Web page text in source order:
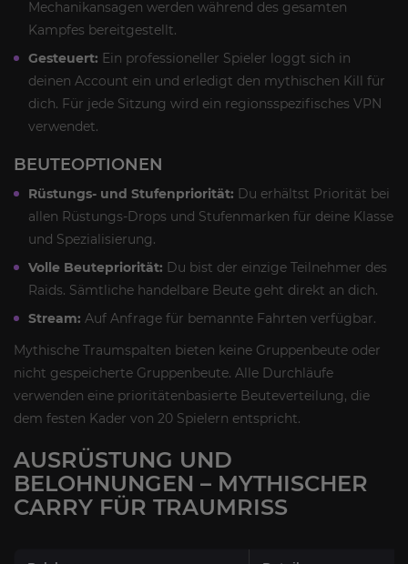
Mechanikansagen werden während des gesamten
Kampfes bereitgestellt.
Gesteuert: Ein professioneller Spieler loggt sich in
deinen Account ein und erledigt den mythischen Kill für
dich. Für jede Sitzung wird ein regionsspezifisches VPN
verwendet.
BEUTEOPTIONEN
Rüstungs- und Stufenpriorität: Du erhältst Priorität bei
allen Rüstungs-Drops und Stufenmarken für deine Klasse
und Spezialisierung.
Volle Beutepriorität: Du bist der einzige Teilnehmer des
Raids. Sämtliche handelbare Beute geht direkt an dich.
Stream: Auf Anfrage für bemannte Fahrten verfügbar.
Mythische Traumspalten bieten keine Gruppenbeute oder
nicht gespeicherte Gruppenbeute. Alle Durchläufe
verwenden eine prioritätenbasierte Beuteverteilung, die
dem festen Kader von 20 Spielern entspricht.
AUSRÜSTUNG UND
BELOHNUNGEN – MYTHISCHER
CARRY FÜR TRAUMRISS